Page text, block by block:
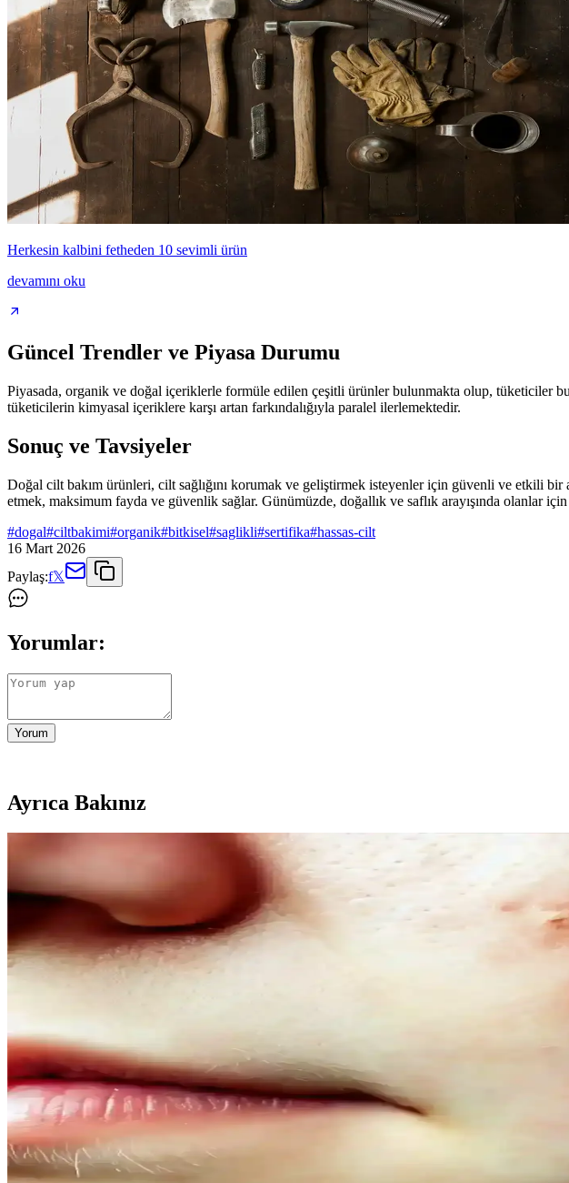
Herkesin kalbini fetheden 10 sevimli ürün
devamını oku
Güncel Trendler ve Piyasa Durumu
Piyasada, organik ve doğal içeriklerle formüle edilen çeşitli ürünler bulunmakta olup, tüketiciler
tüketicilerin kimyasal içeriklere karşı artan farkındalığıyla paralel ilerlemektedir.
Sonuç ve Tavsiyeler
Doğal cilt bakım ürünleri, cilt sağlığını korumak ve geliştirmek isteyenler için güvenli ve etkili
etmek, maksimum fayda ve güvenlik sağlar. Günümüzde, doğallık ve saflık arayışında olanlar
#dogal#ciltbakimi#organik#bitkisel#saglikli#sertifika#hassas-cilt
16 Mart 2026
Paylaş:f𝕏
Yorumlar:
Yorum
Ayrıca Bakınız
Kahve Siyah ve Yarı Kalıcı Saç Renkleri: Doğal ve Güncel Bir Tercih
Kahve siyah ve yarı kalıcı saç renkleri, doğal görünüm ve bakım kolaylığı sunar. Bu rehberde
Doğal Denge ve Güzellik Arasındaki Bağlantı: Güncel Trendler ve Doğal
Doğal dengeyi koruma ve güzelliği destekleme yöntemleri, organik ürünler ve yaşam tarzı
Doğal İçerikli Duş Jeli Seçenekleri: Le Petit Marseillais ve Palmolive
Her iki markanın doğal içerikli duş jeli ürünleri, cilt sağlığı ve ferahlık sunar. Le Petit
bakımda tercih edilir.
Vegan Göz Altı Bakım Kremleri: Doğal ve Hayvansal İçeriksiz Çözüm
Vegan göz altı kremleri, doğal içeriklerle formüle edilerek cilt sağlığını destekler, çevresel
Doğal Ağız Bakım Macunları: Bitkisel İçeriklerle Sağlıklı Diş ve Diş Eti